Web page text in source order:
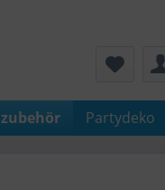
Partydeko